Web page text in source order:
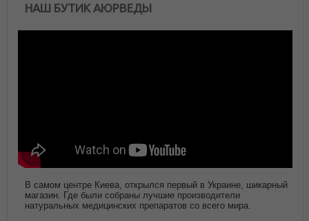
НАШ БУТИК АЮРВЕДЫ
В самом центре Киева, открылся первый в Украине, шикарный
магазин. Где были собраны лучшие производители
натуральных медицинских препаратов со всего мира.